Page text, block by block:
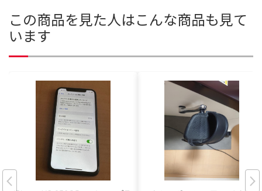
この商品を見た人はこんな商品も見て
います